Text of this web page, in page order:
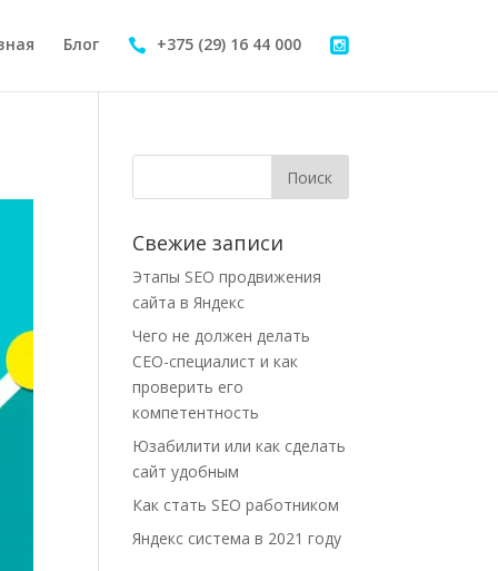
Блог +375 (29) 16 44 000
Свежие записи
Этапы SEO продвижения
сайта в Яндекс
Чего не должен делать
СЕО-специалист и как
проверить его
компетентность
Юзабилити или как сделать
сайт удобным
Как стать SEO работником
Яндекс система в 2021 году